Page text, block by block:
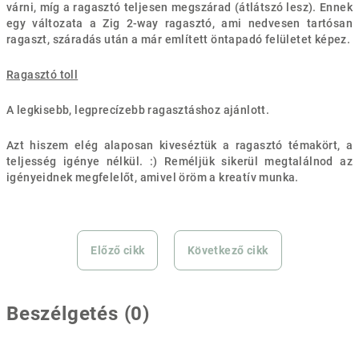
várni, míg a ragasztó teljesen megszárad (átlátszó lesz). Ennek
egy változata a Zig 2-way ragasztó, ami nedvesen tartósan
ragaszt, száradás után a már említett öntapadó felületet képez.
Ragasztó toll
A legkisebb, legprecízebb ragasztáshoz ajánlott.
Azt hiszem elég alaposan kiveséztük a ragasztó témakört, a
teljesség igénye nélkül. :) Reméljük sikerül megtalálnod az
igényeidnek megfelelőt, amivel öröm a kreatív munka.
Előző cikk Következő cikk
Beszélgetés (0)